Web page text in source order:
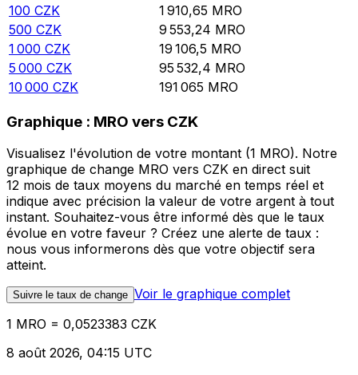
100 CZK 1 910,65 MRO
500 CZK 9 553,24 MRO
1 000 CZK 19 106,5 MRO
5 000 CZK 95 532,4 MRO
10 000 CZK 191 065 MRO
Graphique : MRO vers CZK
Visualisez l'évolution de votre montant (1 MRO). Notre
graphique de change MRO vers CZK en direct suit
12 mois de taux moyens du marché en temps réel et
indique avec précision la valeur de votre argent à tout
instant. Souhaitez-vous être informé dès que le taux
évolue en votre faveur ? Créez une alerte de taux :
nous vous informerons dès que votre objectif sera
atteint.
Suivre le taux de change Voir le graphique complet
1 MRO = 0,0523383 CZK
8 août 2026, 04:15 UTC